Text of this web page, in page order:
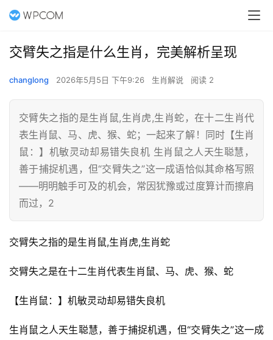
交臂失之指是什么生肖，完美解析呈现
changlong 2026年5月5日 下午9:26 生肖解说 阅读 2
交臂失之指的是生肖鼠,生肖虎,生肖蛇，在十二生肖代
表生肖鼠、马、虎、猴、蛇；一起来了解！同时【生肖
鼠：】机敏灵动却易错失良机 生肖鼠之人天生聪慧，
善于捕捉机遇，但“交臂失之”这一成语恰似其命格写照
——明明触手可及的机会，常因犹豫或过度算计而擦肩
而过，2
交臂失之指的是生肖鼠,生肖虎,生肖蛇
交臂失之是在十二生肖代表生肖鼠、马、虎、猴、蛇
【生肖鼠：】机敏灵动却易错失良机
生肖鼠之人天生聪慧，善于捕捉机遇，但“交臂失之”这一成